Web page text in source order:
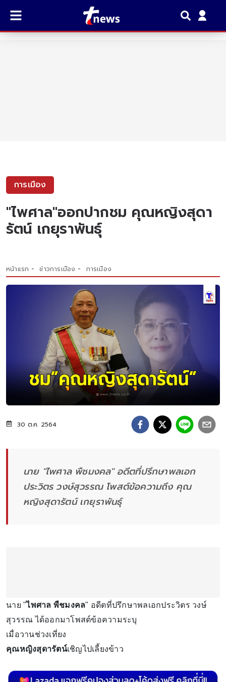
การเมือง
"ไพศาล"ออกปากชม คุณหญิงสุดา
รัตน์ เกยุราพันธุ์
หน้าแรก ข่าวการเมือง การเมือง
30 ต.ค. 2564
นาย "ไพศาล พืชมงคล" อดีตที่ปรึกษาพลเอก
ประวิตร วงษ์สุวรรณ โพสต์ข้อความถึง คุณ
หญิงสุดารัตน์ เกยุราพันธุ์
นาย "ไพศาล พืชมงคล" อดีตที่ปรึกษาพลเอกประวิตร วงษ์
สุวรรณ ได้ออกมาโพสต์ข้อความระบุ
เมื่อวานช่วงเที่ยง
คุณหญิงสุดารัตน์เชิญไปเลี้ยงข้าว